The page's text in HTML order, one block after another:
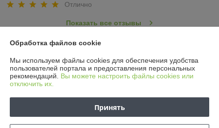
Отлично
Показать все отзывы
Контакты
График работы
Обработка файлов cookie
Мы используем файлы cookies для обеспечения удобства
пользователей портала и предоставления персональных
рекомендаций. Вы можете настроить файлы cookies или
отключить их.
Принять